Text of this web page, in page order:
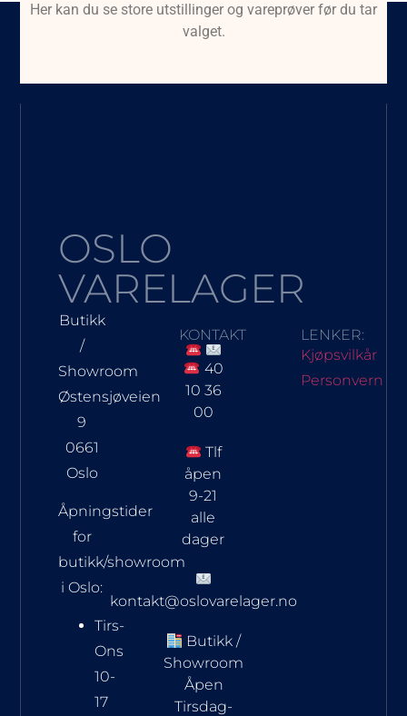
Her kan du se store utstillinger og vareprøver før du tar
valget.
OSLO
VARELAGER
Butikk
/
Showroom
Østensjøveien
9
0661
Oslo
Åpningstider
for
butikk/showroom
i Oslo:
Tirs-
Ons
10-
17
KONTAKT
40
10 36
00
Tlf
åpen
9-21
alle
dager
kontakt@oslovarelager.no
Butikk /
Showroom
Åpen
Tirsdag-
LENKER:
Kjøpsvilkår
Personvern